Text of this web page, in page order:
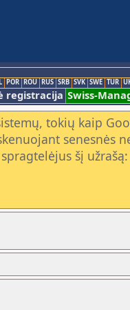
POR ROU RUS SRB SVK SWE TUR
registracija Swiss-
tokių kaip
senesnės
šį užrašą: